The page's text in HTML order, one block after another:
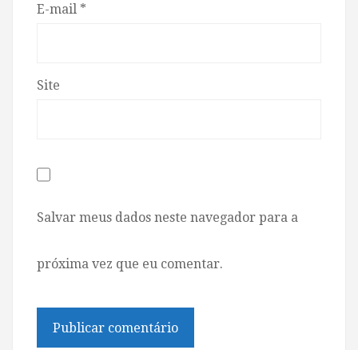
E-mail *
Site
Salvar meus dados neste navegador para a
próxima vez que eu comentar.